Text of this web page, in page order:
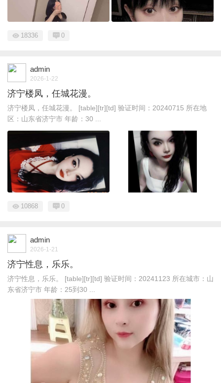
18336 0
admin
2026-1-22
济宁楼凤，任城花漫。
济宁楼凤，任城花漫。 [table][tr][td] 验证时间：20240715 所在地
区：山东省济宁市 年龄：30 ...
10868 0
admin
2026-1-21
济宁性息，乐乐。
济宁性息，乐乐。 [table][tr][td] 验证时间：20241123 所在城市：山
东省济宁市 年龄：25到30 ...